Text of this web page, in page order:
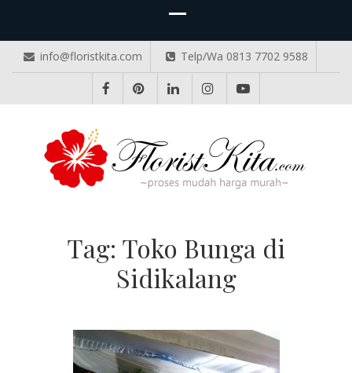
info@floristkita.com Telp/Wa 0813 7702 9588
Tag: Toko Bunga di
Sidikalang